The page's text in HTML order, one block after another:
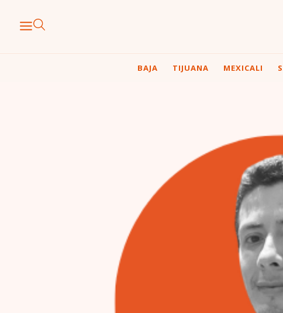
BAJA TIJUANA MEXICALI